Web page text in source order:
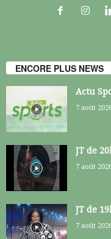
ENCORE PLUS NEWS
Actu
7 août
JT de
7 août
JT de
7 août